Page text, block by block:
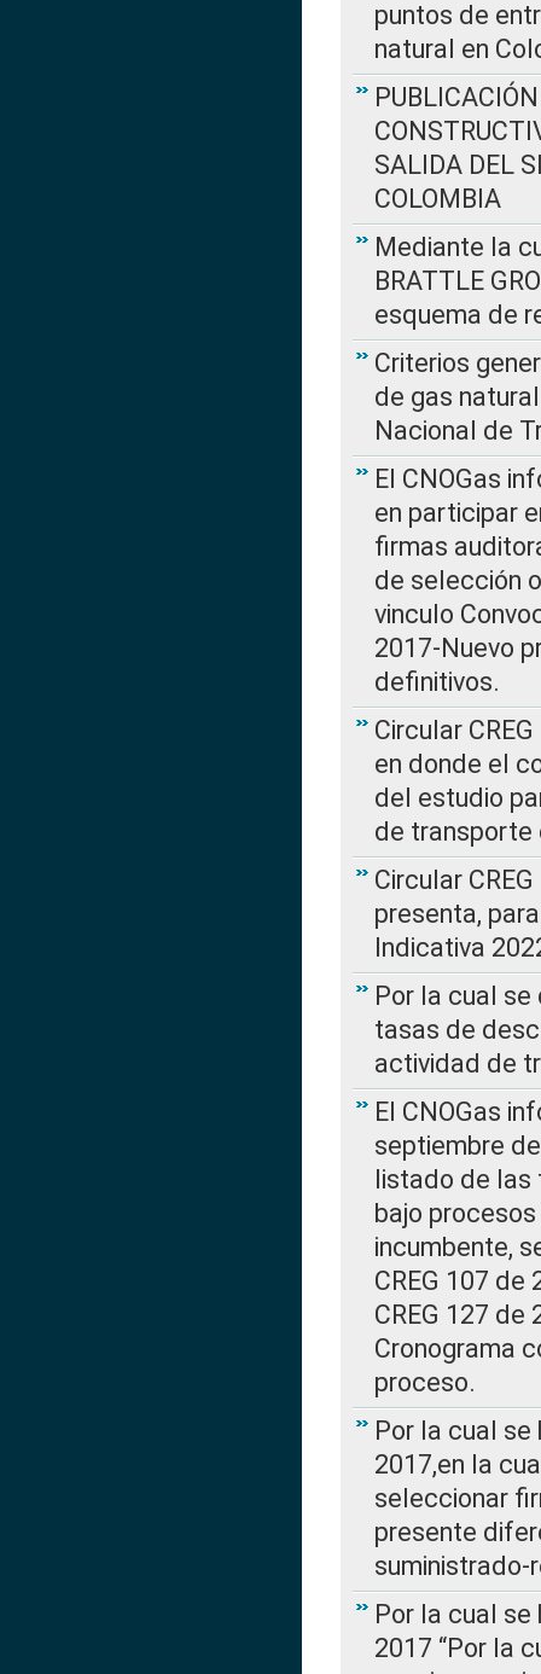
puntos de
natural en
SALIDA DEL
COLOMBIA
Mediante la
BRATTLE
esquema de
Criterios
de gas
Nacional de
El CNOGas
en participar
firmas
de selección
vinculo
2017-Nuevo
definitivos.
Circular
en donde el
del estudio
de transporte
Circular
presenta,
Indicativa
Por la cual
tasas de
actividad de
El CNOGas
septiembre
listado de las
bajo
incumbente,
CREG 107
CREG 127 de
Cronograma
proceso.
Por la cual se
2017,en la
seleccionar
presente
Por la cual se
2017 “Por la